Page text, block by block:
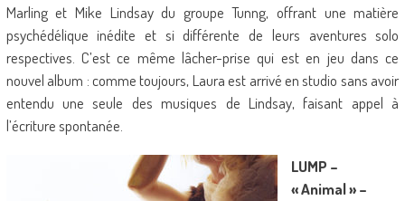
Marling et Mike Lindsay du groupe Tunng, offrant une matière
psychédélique inédite et si différente de leurs aventures solo
respectives. C’est ce même lâcher-prise qui est en jeu dans ce
nouvel album : comme toujours, Laura est arrivé en studio sans avoir
entendu une seule des musiques de Lindsay, faisant appel à
l’écriture spontanée.
LUMP –
« Animal » –